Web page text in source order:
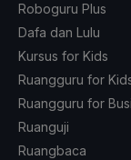
Roboguru Plus
Dafa dan Lulu
Kursus for Kids
Ruangguru for
Ruangguru for
Ruanguji
Ruangbaca